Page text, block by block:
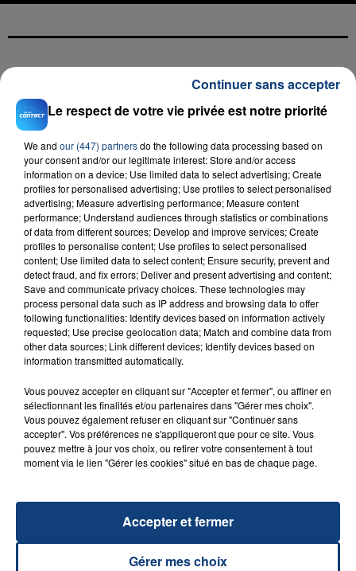
23 juillet 2026
INCENDIE MORTEL À LENS : UNE FEMME ET
SON BÉBÉ ENTRE LA VIE ET LA...
Un homme s'est immolé par le feu après avoir
aspergé sa compagne et leur bébé de trois mois
d'un liquide inflammable.
20 juillet 2026
UNE ADOLESCENTE DEVANT SE FAIRE
OPÉRER DE LA CHEVILLE RESSORT DE LA...
TITRES DIFFUSÉS
Le respect de votre vie privée est notre priorité
We and our (447) partnersdo the following data processing based on
your consent and/or our legitimate interest: Store and/or access
information on a device; Use limited data to select advertising; Create
profiles for personalised advertising; Use profiles to select personalised
advertising; Measure advertising performance; Measure content
performance; Understand audiences through statistics or combinations
of data from different sources; Develop and improve services; Create
profiles to personalise content; Use profiles to select personalised
content; Use limited data to select content; Ensure security, prevent and
detect fraud, and fix errors; Deliver and present advertising and content;
Save and communicate privacy choices. These technologies may
process personal data such as IP address and browsing data to offer
following functionalities: Identify devices based on information actively
requested; Use precise geolocation data; Match and combine data from
other data sources; Link different devices; Identify devices based on
information transmitted automatically.
Vous pouvez accepter en cliquant sur "Accepter et fermer", ou affiner en
sélectionnant les finalités et/ou partenaires dans "Gérer mes choix".
Vous pouvez également refuser en cliquant sur "Continuer sans
accepter". Vos préférences ne s'appliqueront que pour ce site. Vous
pouvez mettre à jour vos choix, ou retirer votre consentement à tout
moment via le lien "Gérer les cookies" situé en bas de chaque page.
Gérer mes choix
Accepter et fermer
Continuer sans accepter